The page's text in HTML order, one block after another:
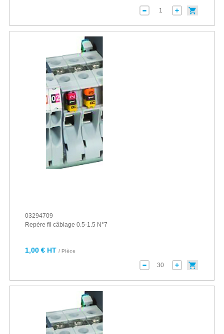
03294709
Repère fil câblage 0.5-1.5 N°7
1,00 € HT / Pièce